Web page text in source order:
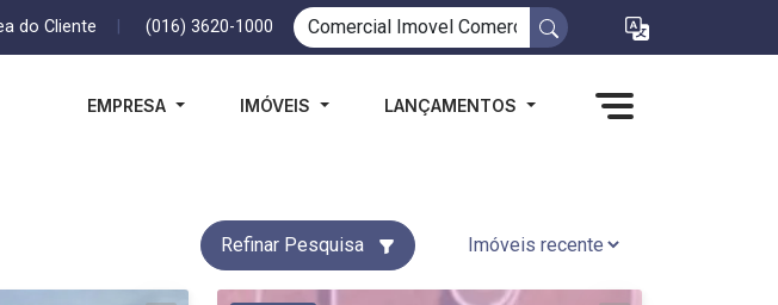
do Cliente (016) 3620-1000
EMPRESA IMÓVEIS LANÇAMENTOS
Refinar Pesquisa